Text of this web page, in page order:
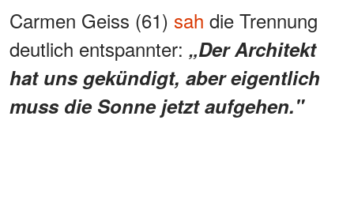
Carmen Geiss (61) sah die Trennung
deutlich entspannter: „Der Architekt
hat uns gekündigt, aber eigentlich
muss die Sonne jetzt aufgehen."